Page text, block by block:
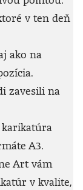
v ten deň
ako na
zavesili na
karikatúra
A3.
Art vám
v kvalite,